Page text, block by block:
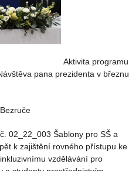
Aktivita programu
prezidenta v březnu
02_22_003 Šablony pro SŠ a
k zajištění rovného přístupu ke
vzdělávání pro